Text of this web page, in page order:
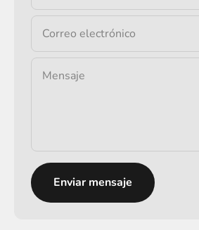
Correo electrónico
Mensaje
Enviar mensaje